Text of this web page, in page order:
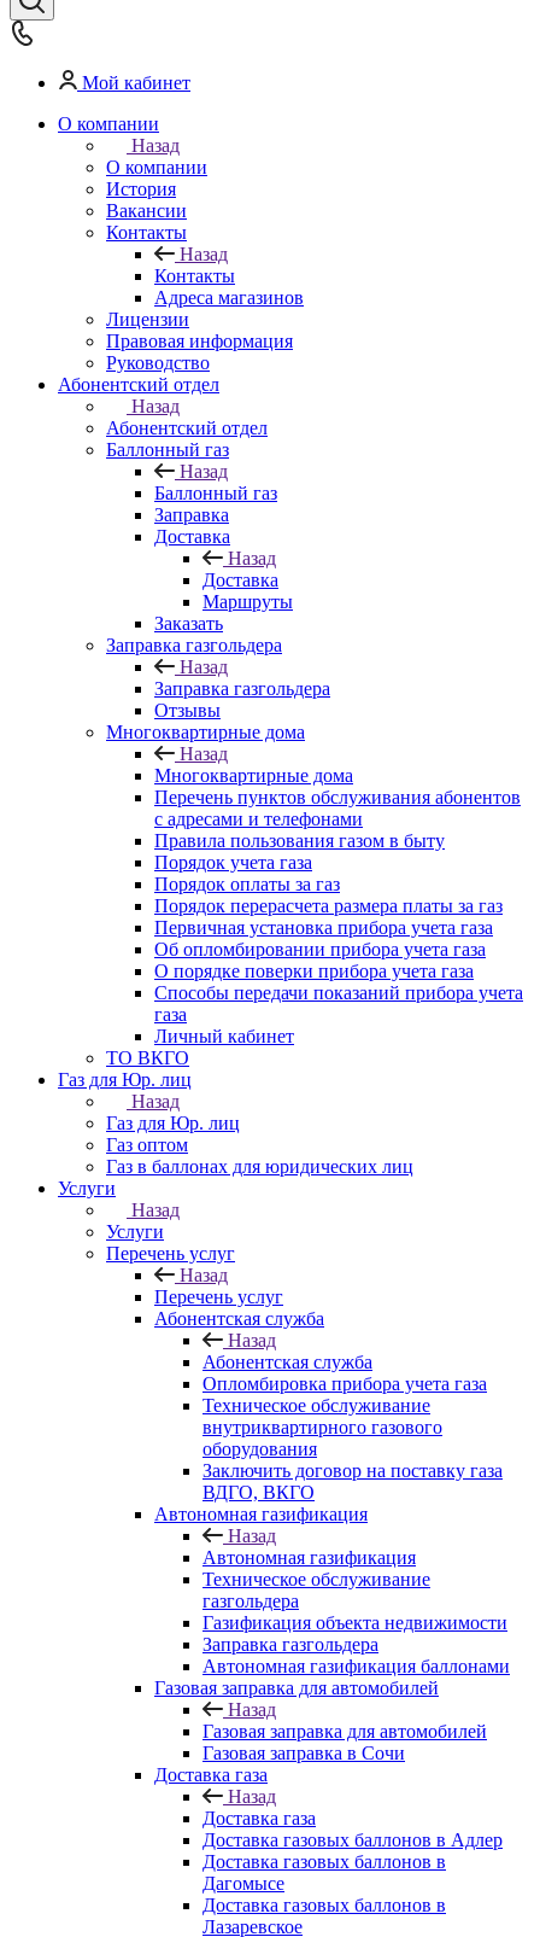
Мой кабинет
О компании
Назад
О компании
История
Вакансии
Контакты
Назад
Контакты
Адреса магазинов
Лицензии
Правовая информация
Руководство
Абонентский отдел
Назад
Абонентский отдел
Баллонный газ
Назад
Баллонный газ
Заправка
Доставка
Назад
Доставка
Маршруты
Заказать
Заправка газгольдера
Назад
Заправка газгольдера
Отзывы
Многоквартирные дома
Назад
Многоквартирные дома
Перечень пунктов обслуживания абонентов
с адресами и телефонами
Правила пользования газом в быту
Порядок учета газа
Порядок оплаты за газ
Порядок перерасчета размера платы за газ
Первичная установка прибора учета газа
Об опломбировании прибора учета газа
О порядке поверки прибора учета газа
Способы передачи показаний прибора учета
газа
Личный кабинет
ТО ВКГО
Газ для Юр. лиц
Назад
Газ для Юр. лиц
Газ оптом
Газ в баллонах для юридических лиц
Услуги
Назад
Услуги
Перечень услуг
Назад
Перечень услуг
Абонентская служба
Назад
Абонентская служба
Опломбировка прибора учета газа
Техническое обслуживание
внутриквартирного газового
оборудования
Заключить договор на поставку газа
ВДГО, ВКГО
Автономная газификация
Назад
Автономная газификация
Техническое обслуживание
газгольдера
Газификация объекта недвижимости
Заправка газгольдера
Автономная газификация баллонами
Газовая заправка для автомобилей
Назад
Газовая заправка для автомобилей
Газовая заправка в Сочи
Доставка газа
Назад
Доставка газа
Доставка газовых баллонов в Адлер
Доставка газовых баллонов в
Дагомысе
Доставка газовых баллонов в
Лазаревское